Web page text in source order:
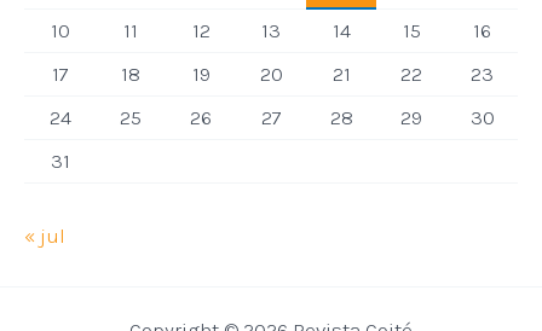
10
11 12 13 14 15
16
17
18 19 20 21 22
23
24
25 26 27 28 29
30
31
« jul